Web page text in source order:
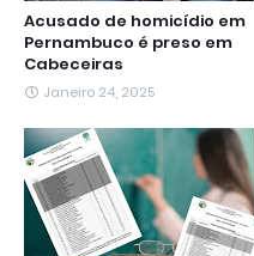
Acusado de homicídio em
Pernambuco é preso em
Cabeceiras
Janeiro 24, 2025